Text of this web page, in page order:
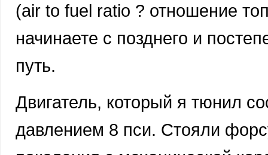
(air to fuel ratio ? отношение
начинаете с позднего и
путь.
Двигатель, который я тюнил
давлением 8 пси. Стояли